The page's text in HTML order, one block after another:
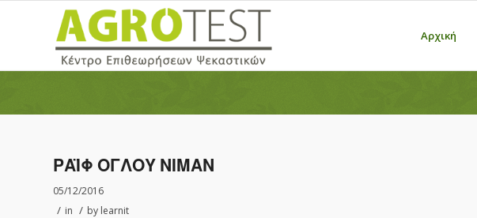
Αρχική
ΡΑΪΦ ΟΓΛΟΥ ΝΙΜΑΝ
05/12/2016
/ in / by learnit